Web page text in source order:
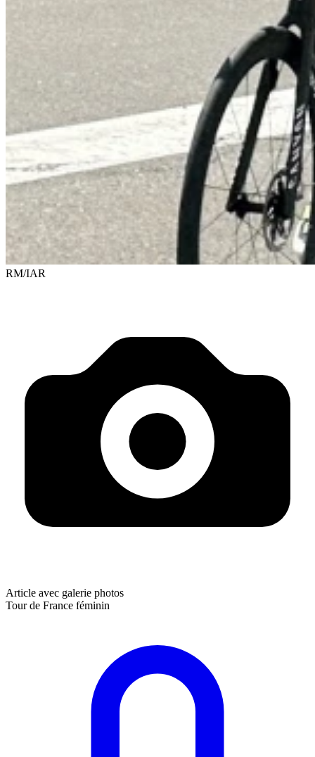
RM/IAR
Article avec galerie photos
Tour de France féminin